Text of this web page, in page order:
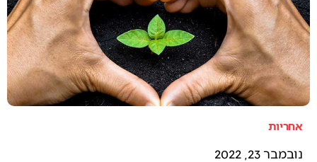
אחריות
נובמבר 23, 2022